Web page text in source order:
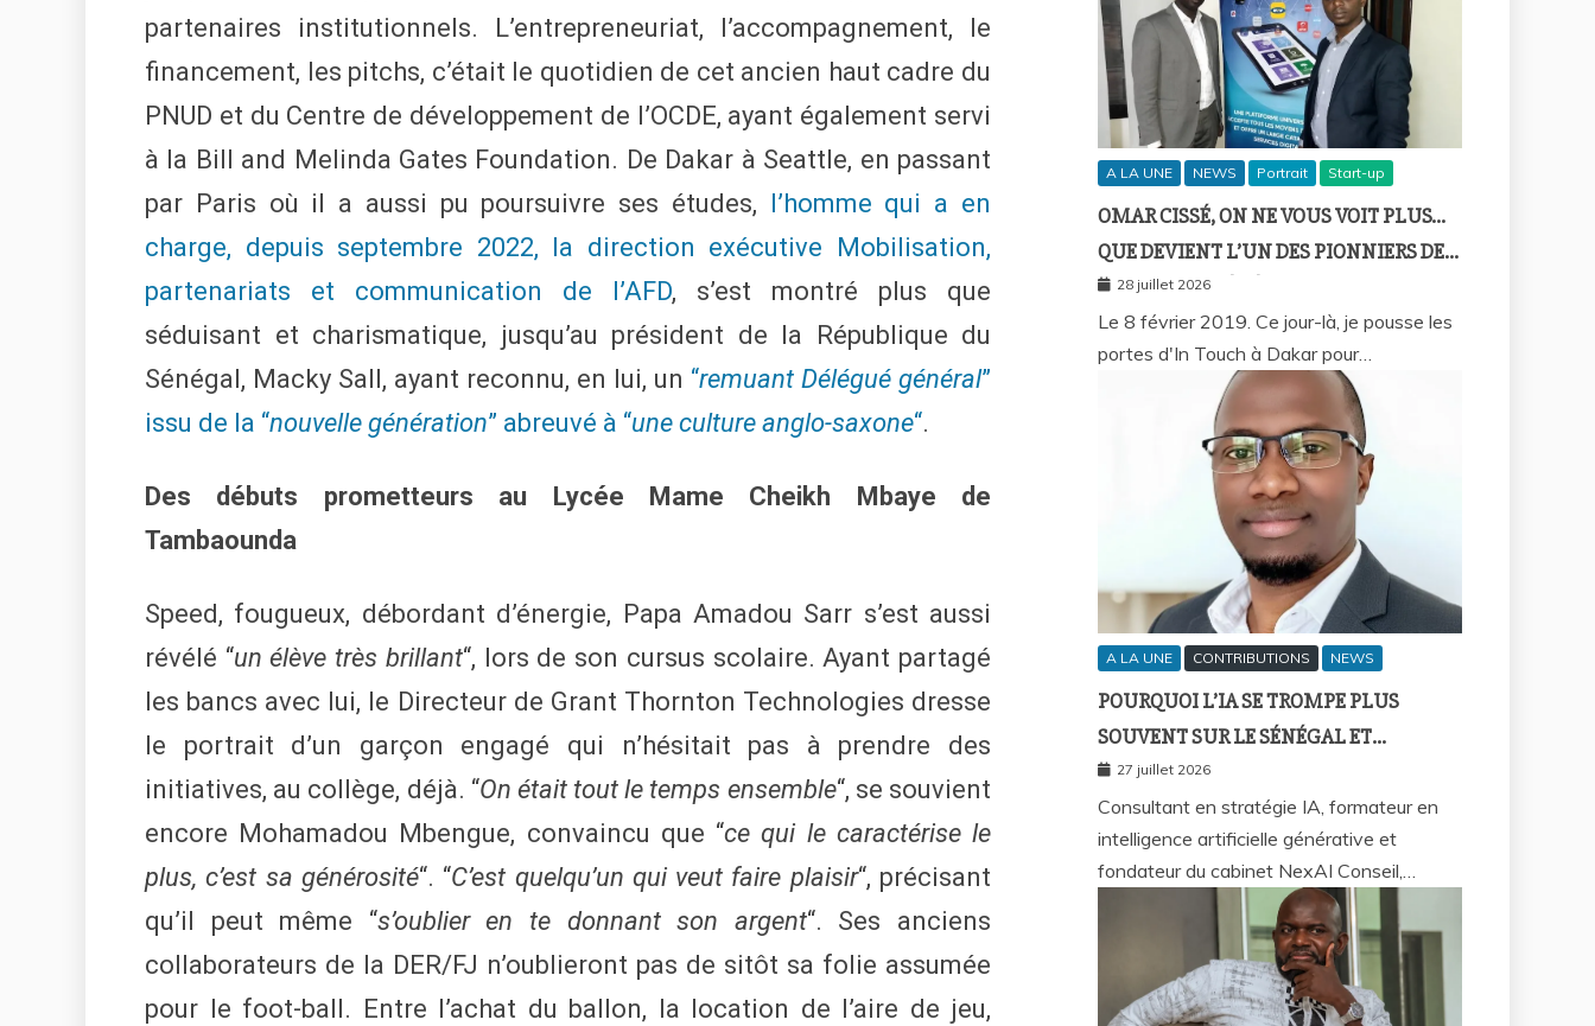
partenaires institutionnels. L’entrepreneuriat, l’accompagnement, le
financement, les pitchs, c’était le quotidien de cet ancien haut cadre du
PNUD et du Centre de développement de l’OCDE, ayant également servi
à la Bill and Melinda Gates Foundation. De Dakar à Seattle, en passant
par Paris où il a aussi pu poursuivre ses études, l’homme qui a en
charge, depuis septembre 2022, la direction exécutive Mobilisation,
partenariats et communication de l’AFD, s’est montré plus que
séduisant et charismatique, jusqu’au président de la République du
Sénégal, Macky Sall, ayant reconnu, en lui, un “remuant Délégué général”
issu de la “nouvelle génération” abreuvé à “une culture anglo-saxone“.
Des débuts prometteurs au Lycée Mame Cheikh Mbaye de
Tambaounda
Speed, fougueux, débordant d’énergie, Papa Amadou Sarr s’est aussi
révélé “un élève très brillant“, lors de son cursus scolaire. Ayant partagé
les bancs avec lui, le Directeur de Grant Thornton Technologies dresse
le portrait d’un garçon engagé qui n’hésitait pas à prendre des
initiatives, au collège, déjà. “On était tout le temps ensemble“, se souvient
encore Mohamadou Mbengue, convaincu que “ce qui le caractérise le
plus, c’est sa générosité“. “C’est quelqu’un qui veut faire plaisir“, précisant
qu’il peut même “s’oublier en te donnant son argent“. Ses anciens
collaborateurs de la DER/FJ n’oublieront pas de sitôt sa folie assumée
pour le foot-ball. Entre l’achat du ballon, la location de l’aire de jeu,
A LA UNE NEWS Portrait Start-up
OMAR CISSÉ, ON NE VOUS VOIT PLUS…
QUE DEVIENT L’UN DES PIONNIERS DE
LA FINTECH SÉNÉGALAISE ?
28 juillet 2026
Le 8 février 2019. Ce jour-là, je pousse les
portes d'In Touch à Dakar pour…
A LA UNE CONTRIBUTIONS NEWS
POURQUOI L’IA SE TROMPE PLUS
SOUVENT SUR LE SÉNÉGAL ET
COMMENT REPRENDRE LA MAIN ?
27 juillet 2026
Consultant en stratégie IA, formateur en
intelligence artificielle générative et
fondateur du cabinet NexAI Conseil,…